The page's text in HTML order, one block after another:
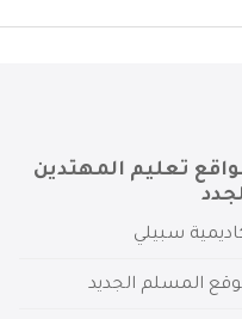
تعليم المهتدين
سبيلي
المسلم الجديد